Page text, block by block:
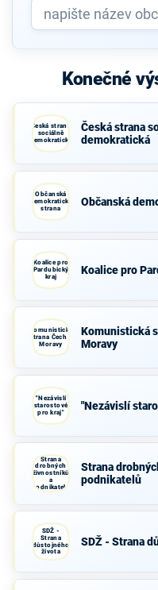
Konečné
Česká strana
sociálně
demokratická
Česká strana
demokratická
Občanská
demokratická
strana
Občanská
Koalice pro
Pardubický
kraj
Koalice pro
Komunistická
strana Čech a
Moravy
Komunistická
Moravy
"Nezávislí
starostové
pro kraj"
"Nezávislí
Strana
drobných
živnostníků
a
podnikatelů
Strana
podnikatelů
SDŽ -
Strana
důstojného
života
SDŽ - Strana